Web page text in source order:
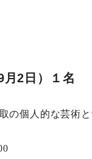
2日）１名
の個人的な芸術